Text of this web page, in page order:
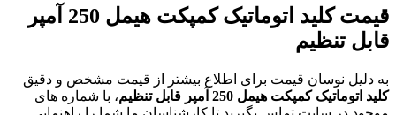
قیمت کلید اتوماتیک کمپکت هیمل 250 آمپر
قابل تنظیم
به دلیل نوسان قیمت برای اطلاع بیشتر از قیمت مشخص و دقیق
کلید اتوماتیک کمپکت هیمل 250 آمپر قابل تنظیم
، با شماره های